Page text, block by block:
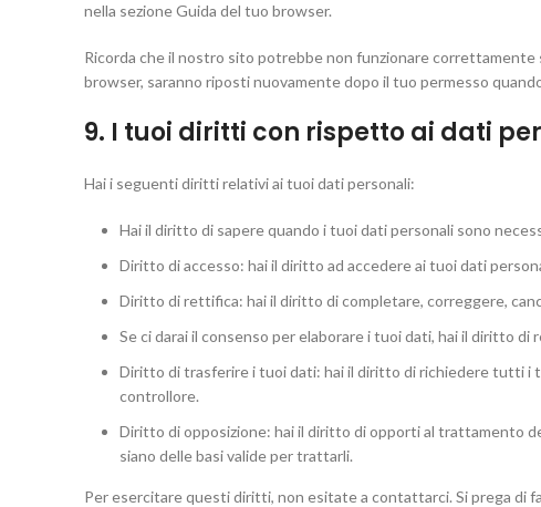
nella sezione Guida del tuo browser.
Ricorda che il nostro sito potrebbe non funzionare
browser, saranno riposti nuovamente dopo il tuo permesso
9. I tuoi diritti con rispetto ai dati
Hai i seguenti diritti relativi ai tuoi dati personali:
Hai il diritto di sapere quando i tuoi dati personali sono
Diritto di accesso: hai il diritto ad accedere ai tuoi dati
Diritto di rettifica: hai il diritto di completare, correggere,
Se ci darai il consenso per elaborare i tuoi dati, hai il diritto
Diritto di trasferire i tuoi dati: hai il diritto di richiedere tutti
controllore.
Diritto di opposizione: hai il diritto di opporti al trattamento
siano delle basi valide per trattarli.
Per esercitare questi diritti, non esitate a contattarci. Si prega